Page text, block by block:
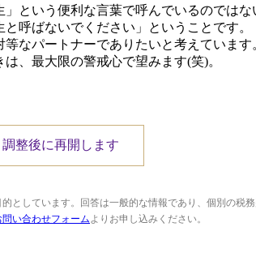
という便利な言葉で呼んでいるのでは
呼ばないでください」ということです。
なパートナーでありたいと考えています
、最大限の警戒心で望みます(笑)。
調整後に再開します
としています。回答は一般的な情報であり、個別の税
問い合わせフォームよりお申し込みください。